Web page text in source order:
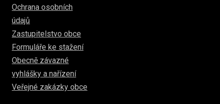
Ochrana osobních
údajů
Zastupitelstvo obce
Formuláře ke stažení
Obecně závazné
vyhlášky a nařízení
Veřejné zakázky obce